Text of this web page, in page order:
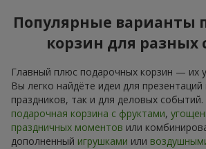
Популярные варианты
корзин для разных
Главный плюс подарочных корзин — их
Вы легко найдёте идеи для
праздников, так и для деловых
подарочная корзина с фруктами,
праздничных моментов или
дополненный игрушками или